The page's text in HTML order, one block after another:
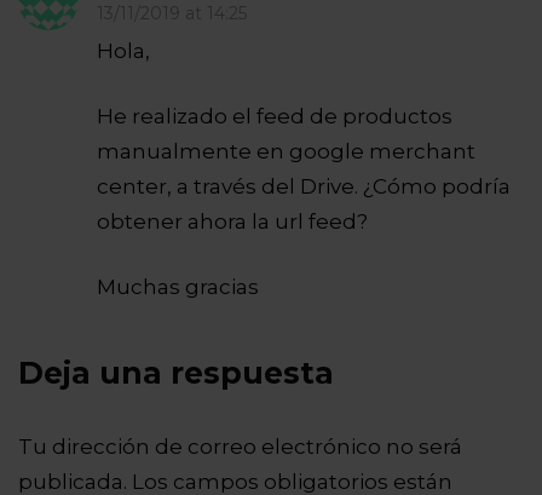
13/11/2019 at 14:25
Hola,
He realizado el feed de productos
manualmente en google merchant
center, a través del Drive. ¿Cómo podría
obtener ahora la url feed?
Muchas gracias
Deja una respuesta
Tu dirección de correo electrónico no será
publicada. Los campos obligatorios están